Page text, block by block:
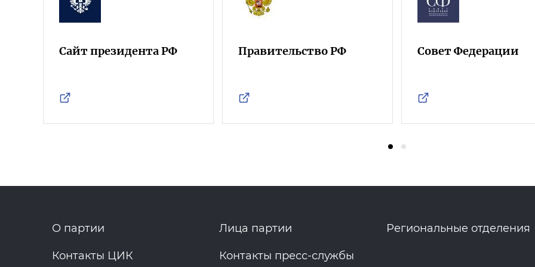
Сайт президента РФ Правительство РФ Совет Федерации
О партии Лица партии Региональные отделения
Контакты ЦИК Контакты пресс-службы